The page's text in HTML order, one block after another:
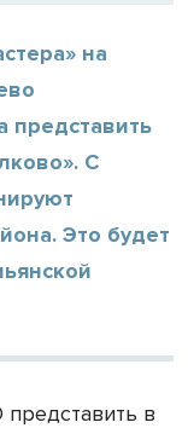
на
представить
С
Это будет
в